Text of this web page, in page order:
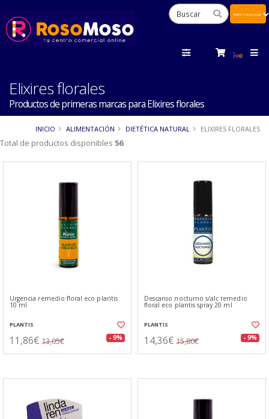
Elixires florales
Productos de primeras marcas para Elixires florales
INICIO ALIMENTACIÓN DIETÉTICA NATURAL ELIXIRES FLORALES
Total de productos disponibles 56
Urgencia remedio floral eco plantis
10 ml
PLANTIS
11,86€ 13,05€ - 9%
Descanso nocturno s/alc remedio
floral eco plantis spray 20 ml
PLANTIS
14,36€ 15,80€ - 9%